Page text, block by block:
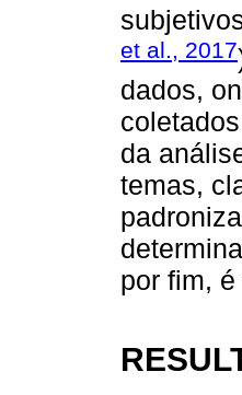
et al., 2017
dados,
da
temas,
por fim,